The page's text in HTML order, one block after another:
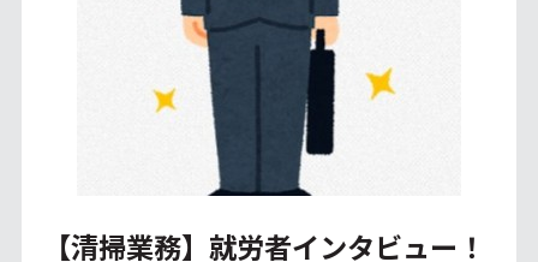
【清掃業務】就労者インタビュー！